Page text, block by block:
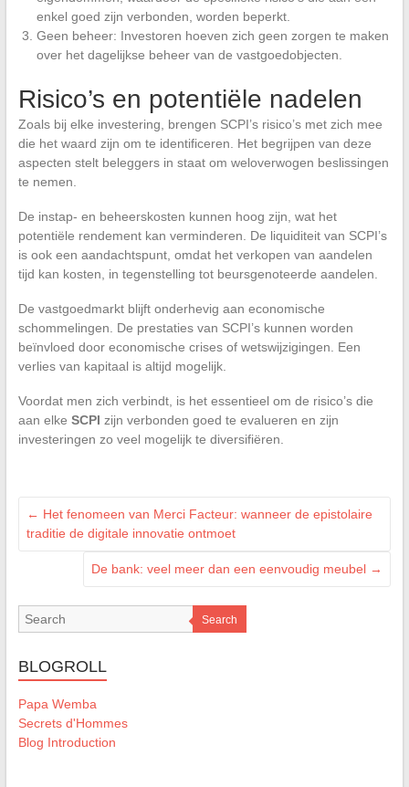
enkel goed zijn verbonden, worden beperkt.
Geen beheer: Investoren hoeven zich geen zorgen te maken
over het dagelijkse beheer van de vastgoedobjecten.
Risico’s en potentiële nadelen
Zoals bij elke investering, brengen SCPI’s risico’s met zich mee
die het waard zijn om te identificeren. Het begrijpen van deze
aspecten stelt beleggers in staat om weloverwogen beslissingen
te nemen.
De instap- en beheerskosten kunnen hoog zijn, wat het
potentiële rendement kan verminderen. De liquiditeit van SCPI’s
is ook een aandachtspunt, omdat het verkopen van aandelen
tijd kan kosten, in tegenstelling tot beursgenoteerde aandelen.
De vastgoedmarkt blijft onderhevig aan economische
schommelingen. De prestaties van SCPI’s kunnen worden
beïnvloed door economische crises of wetswijzigingen. Een
verlies van kapitaal is altijd mogelijk.
Voordat men zich verbindt, is het essentieel om de risico’s die
aan elke SCPI zijn verbonden goed te evalueren en zijn
investeringen zo veel mogelijk te diversifiëren.
← Het fenomeen van Merci Facteur: wanneer de epistolaire
traditie de digitale innovatie ontmoet
De bank: veel meer dan een eenvoudig meubel →
Search
BLOGROLL
Papa Wemba
Secrets d'Hommes
Blog Introduction